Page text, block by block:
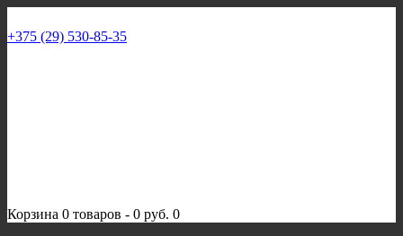
+375 (29) 530-85-35
Корзина 0 товаров - 0 руб. 0